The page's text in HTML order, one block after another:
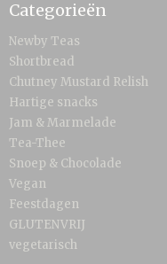
Categorieën
Newby Teas
Shortbread
Chutney Mustard Relish
Hartige snacks
Jam & Marmelade
Tea-Thee
Snoep & Chocolade
Vegan
Feestdagen
GLUTENVRIJ
vegetarisch